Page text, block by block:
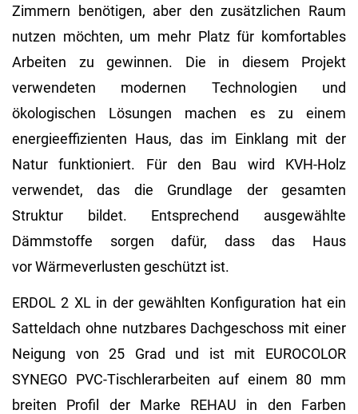
Zimmern benötigen, aber den zusätzlichen Raum
nutzen möchten, um mehr Platz für komfortables
Arbeiten zu gewinnen. Die in diesem Projekt
verwendeten modernen Technologien und
ökologischen Lösungen machen es zu einem
energieeffizienten Haus, das im Einklang mit der
Natur funktioniert. Für den Bau wird KVH-Holz
verwendet, das die Grundlage der gesamten
Struktur bildet. Entsprechend ausgewählte
Dämmstoffe sorgen dafür, dass das Haus
vor Wärmeverlusten geschützt ist.
ERDOL 2 XL in der gewählten Konfiguration hat ein
Satteldach ohne nutzbares Dachgeschoss mit einer
Neigung von 25 Grad und ist mit EUROCOLOR
SYNEGO PVC-Tischlerarbeiten auf einem 80 mm
breiten Profil der Marke REHAU in den Farben